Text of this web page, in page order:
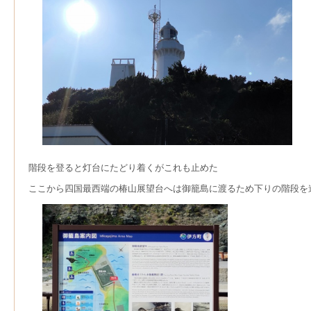
階段を登ると灯台にたどり着くがこれも止めた
ここから四国最西端の椿山展望台へは御籠島に渡るため下りの階段を